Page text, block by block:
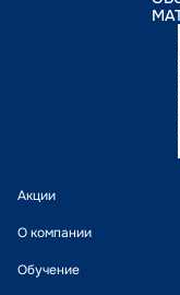
Акции
О компании
Обучение